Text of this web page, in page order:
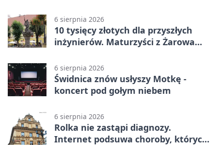
6 sierpnia 2026
10 tysięcy złotych dla przyszłych
inżynierów. Maturzyści z Żarowa
6 sierpnia 2026
Świdnica znów usłyszy Motkę -
koncert pod gołym niebem
6 sierpnia 2026
Rolka nie zastąpi diagnozy.
Internet podsuwa choroby, których